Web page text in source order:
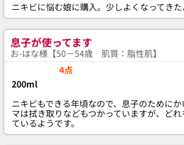
ニキビに悩む娘に購入。少しよくなってきた
息子が使ってます
お-はな様【50－54歳 肌質：脂性肌】
4点
200ml
ニキビもできる年頃なので、息子のために
マは拭き取りなどもつかっていますが、ど
ているようです。